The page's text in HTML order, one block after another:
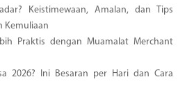
Keistimewaan, Amalan, dan Tips
Kemuliaan
Praktis dengan Muamalat Merchant
2026? Ini Besaran per Hari dan Cara